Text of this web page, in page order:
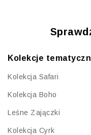
Kolekcje
Kolekcja Safari
Kolekcja Boho
Leśne Zajączki
Kolekcja Cyrk